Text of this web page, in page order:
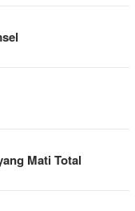
Mati Total